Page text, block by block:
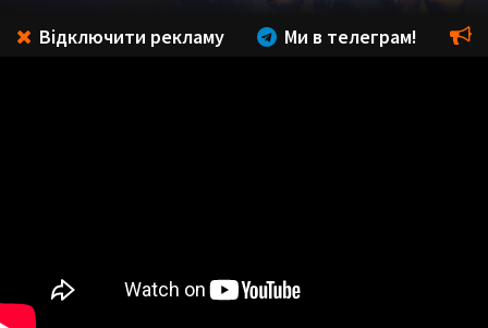
Відключити рекламу Ми в телеграм!